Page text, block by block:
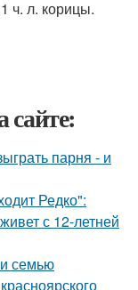
ч. л. корицы.
сайте:
парня - и
Редко":
с 12-летней
семью